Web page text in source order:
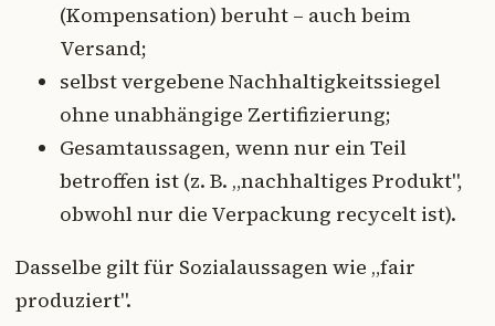
(Kompensation) beruht – auch beim
Versand;
selbst vergebene Nachhaltigkeitssiegel
ohne unabhängige Zertifizierung;
Gesamtaussagen, wenn nur ein Teil
betroffen ist (z. B. „nachhaltiges Produkt",
obwohl nur die Verpackung recycelt ist).
Dasselbe gilt für Sozialaussagen wie „fair
produziert".